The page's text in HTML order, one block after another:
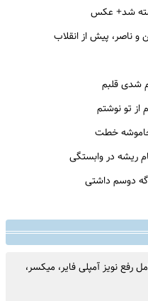
شد+ عکس
ناصر، پیش از انقلاب
شدی قلبم
از تو نوشتم
خاموشه خطت
ریشه در وابستگی
دوسم داشتی
نویز آمپلی فایر، میکسر،